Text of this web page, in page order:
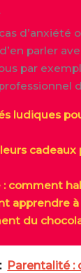
d’anxiété
parler
par
ludiques
: comment
apprendre
du
Parentalité :